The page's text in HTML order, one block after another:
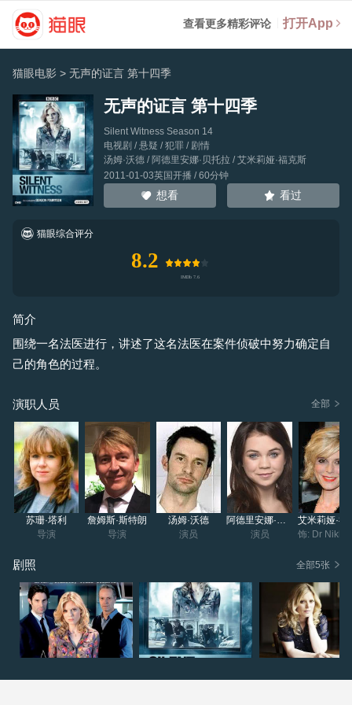
查看更多精彩评论 打开App
猫眼电影 >无声的证言 第十四季
无声的证言 第十四季
Silent Witness Season 14
电视剧 / 悬疑 / 犯罪 / 剧情
汤姆·沃德/阿德里安娜·贝托拉 /艾米莉娅·福克斯
2011-01-03英国开播 / 60分钟
想看 看过
猫眼综合评分
8.2
简介
围绕一名法医进行，讲述了这名法医在案件侦破中努力确定自
己的角色的过程。
演职人员 全部
苏珊·塔利
导演
詹姆斯·斯特朗
导演
汤姆·沃德
演员
演员
剧照 全部5张